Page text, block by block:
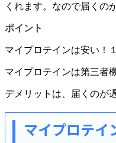
くれます。なので届くの
ポイント
マイプロテインは安い！
マイプロテインは第三者
デメリットは、届くのが
マイプロテイ